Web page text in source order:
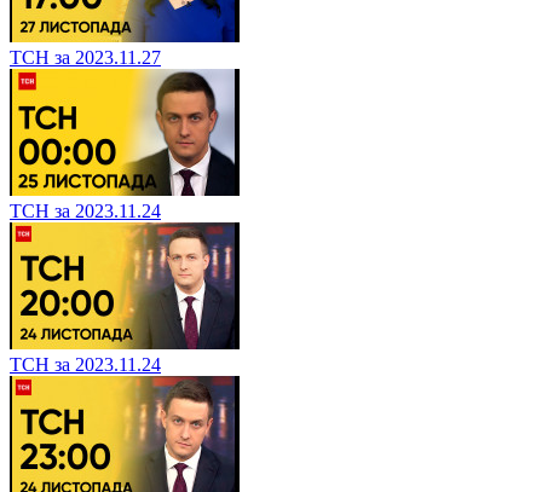
ТСН за 2023.11.27
ТСН за 2023.11.24
ТСН за 2023.11.24